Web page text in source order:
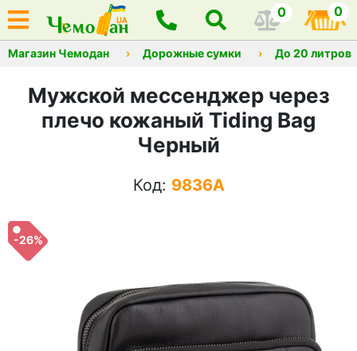
0 0
Магазин Чемодан Дорожные сумки До 20 литров
Мужской мессенджер через
плечо кожаный Tiding Bag
Черный
Код: 9836A
-26%